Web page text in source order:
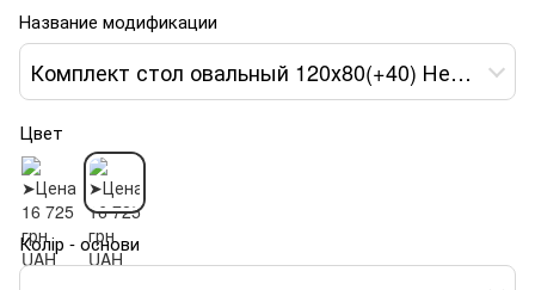
Название модификации
Комплект стол овальный 120х80(+40) Нерб + стулья 6 шт (2)
Цвет
Колір - основи